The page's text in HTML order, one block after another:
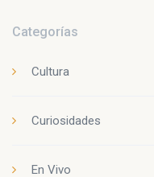
Categorías
Cultura
Curiosidades
En Vivo